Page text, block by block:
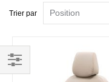
Trier par
Filtrer